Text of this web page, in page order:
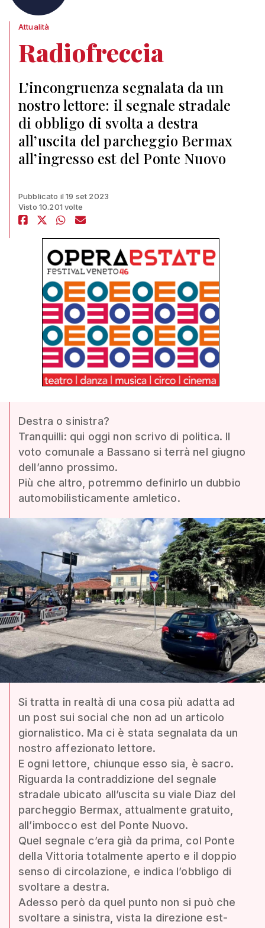
Attualità
Radiofreccia
L’incongruenza segnalata da un
nostro lettore: il segnale stradale
di obbligo di svolta a destra
all’uscita del parcheggio Bermax
all’ingresso est del Ponte Nuovo
Pubblicato il 19 set 2023
Visto 10.201 volte
Destra o sinistra?
Tranquilli: qui oggi non scrivo di politica. Il
voto comunale a Bassano si terrà nel giugno
dell’anno prossimo.
Più che altro, potremmo definirlo un dubbio
automobilisticamente amletico.
Si tratta in realtà di una cosa più adatta ad
un post sui social che non ad un articolo
giornalistico. Ma ci è stata segnalata da un
nostro affezionato lettore.
E ogni lettore, chiunque esso sia, è sacro.
Riguarda la contraddizione del segnale
stradale ubicato all’uscita su viale Diaz del
parcheggio Bermax, attualmente gratuito,
all’imbocco est del Ponte Nuovo.
Quel segnale c’era già da prima, col Ponte
della Vittoria totalmente aperto e il doppio
senso di circolazione, e indica l’obbligo di
svoltare a destra.
Adesso però da quel punto non si può che
svoltare a sinistra, vista la direzione est-